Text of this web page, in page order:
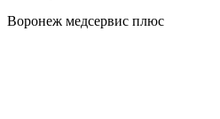
Воронеж медсервис плюс